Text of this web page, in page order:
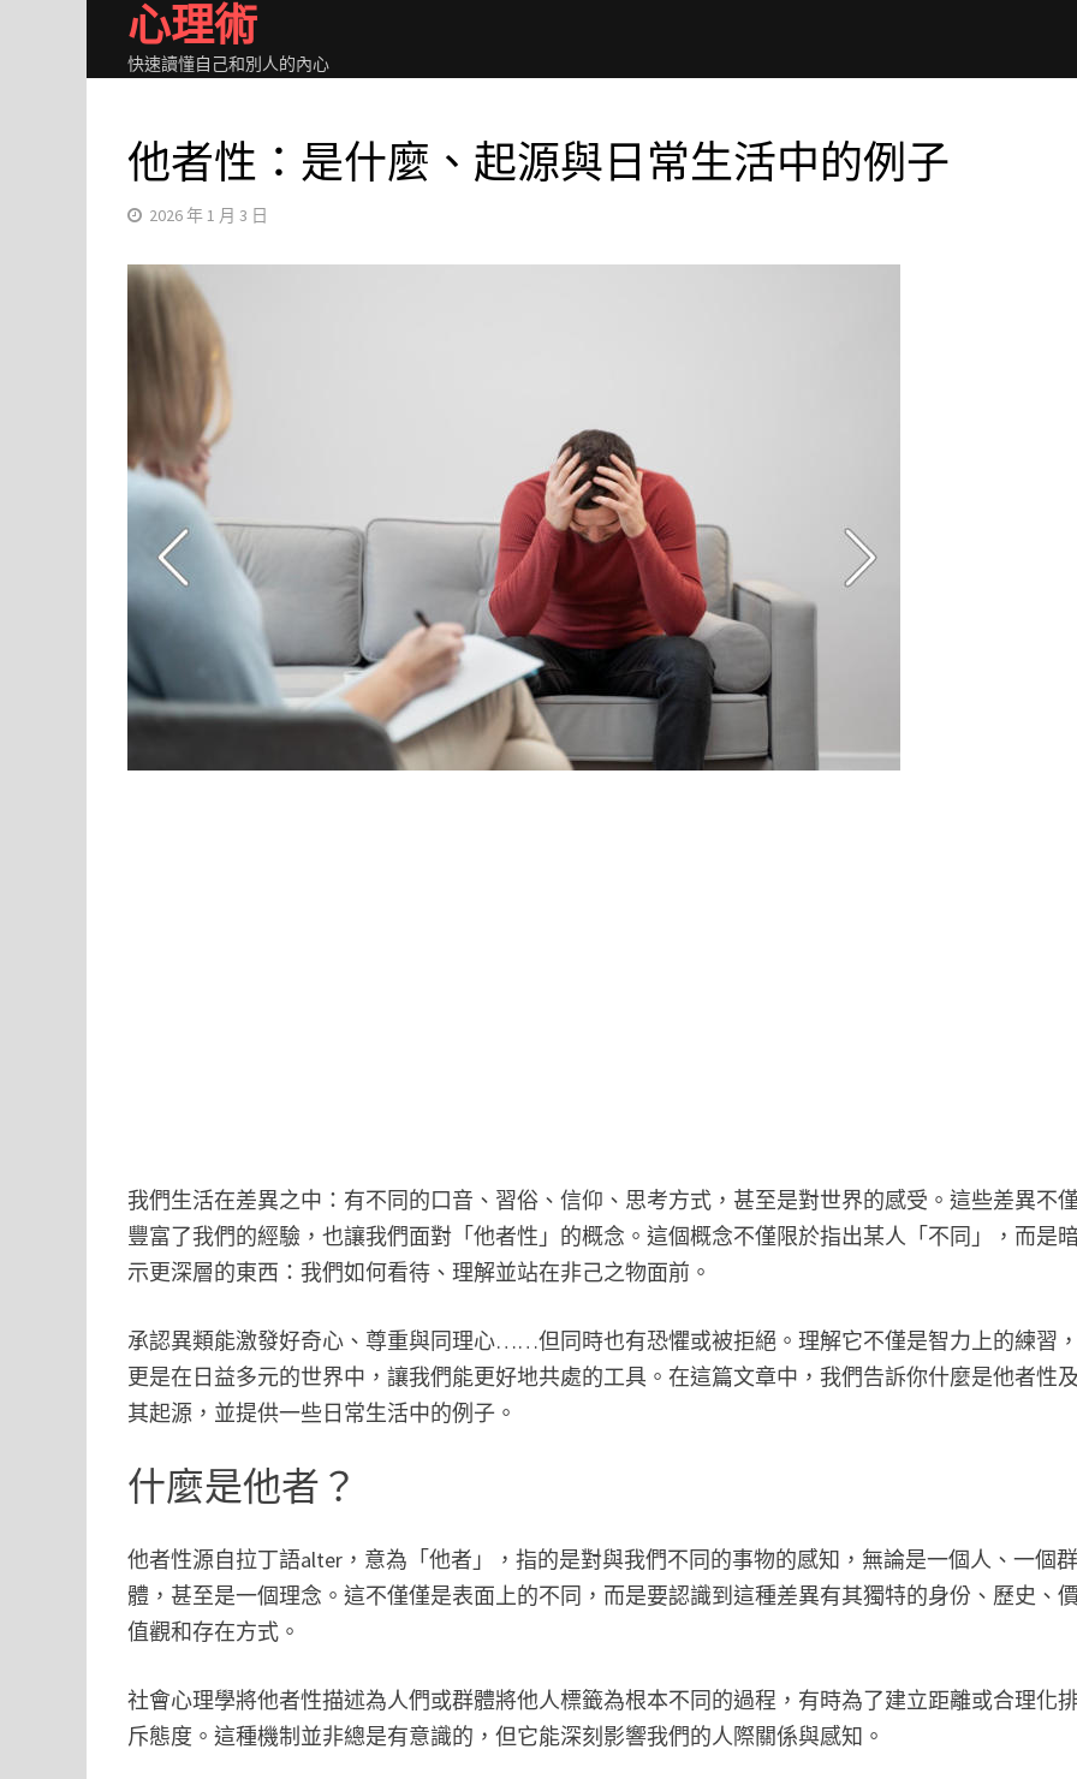
content
心理術
快速讀懂自己和別人的內心
他者性：是什麼、起源與日常生活中的例子
2026 年 1 月 3 日
我們生活在差異之中：有不同的口音、習俗、信仰、思考方式，甚至是對世界的感受。這些差異不
豐富了我們的經驗，也讓我們面對「他者性」的概念。這個概念不僅限於指出某人「不同」，而是
示更深層的東西：我們如何看待、理解並站在非己之物面前。
承認異類能激發好奇心、尊重與同理心……但同時也有恐懼或被拒絕。理解它不僅是智力上的練習
更是在日益多元的世界中，讓我們能更好地共處的工具。在這篇文章中，我們告訴你什麼是他者性
其起源，並提供一些日常生活中的例子。
什麼是他者？
他者性源自拉丁語alter，意為「他者」，指的是對與我們不同的事物的感知，無論是一個人、一個
體，甚至是一個理念。這不僅僅是表面上的不同，而是要認識到這種差異有其獨特的身份、歷史、
值觀和存在方式。
社會心理學將他者性描述為人們或群體將他人標籤為根本不同的過程，有時為了建立距離或合理化
斥態度。這種機制並非總是有意識的，但它能深刻影響我們的人際關係與感知。